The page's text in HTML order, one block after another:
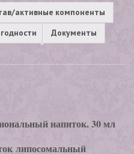
активные компоненты
Документы
напиток. 30 мл
липосомальный